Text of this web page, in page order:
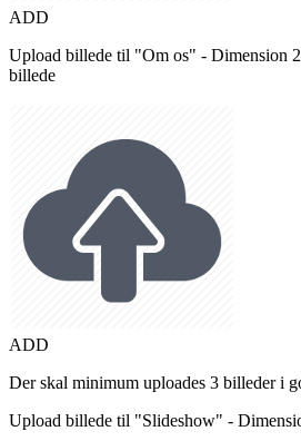
ADD
Upload billede til "Om os" - Dimension
billede
ADD
Der skal minimum uploades 3 billeder i
Upload billede til "Slideshow" -